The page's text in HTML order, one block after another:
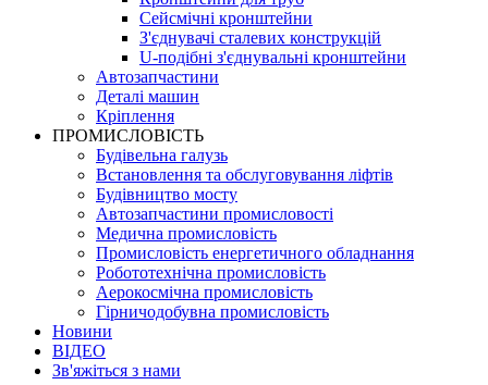
Сейсмічні кронштейни
З'єднувачі сталевих конструкцій
U-подібні з'єднувальні кронштейни
Автозапчастини
Деталі машин
Кріплення
ПРОМИСЛОВІСТЬ
Будівельна галузь
Встановлення та обслуговування ліфтів
Будівництво мосту
Автозапчастини промисловості
Медична промисловість
Промисловість енергетичного обладнання
Робототехнічна промисловість
Аерокосмічна промисловість
Гірничодобувна промисловість
Новини
ВІДЕО
Зв'яжіться з нами